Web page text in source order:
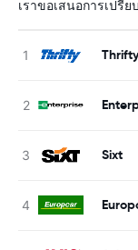
เราขอเสนอการเปรี
Thrifty
Sixt